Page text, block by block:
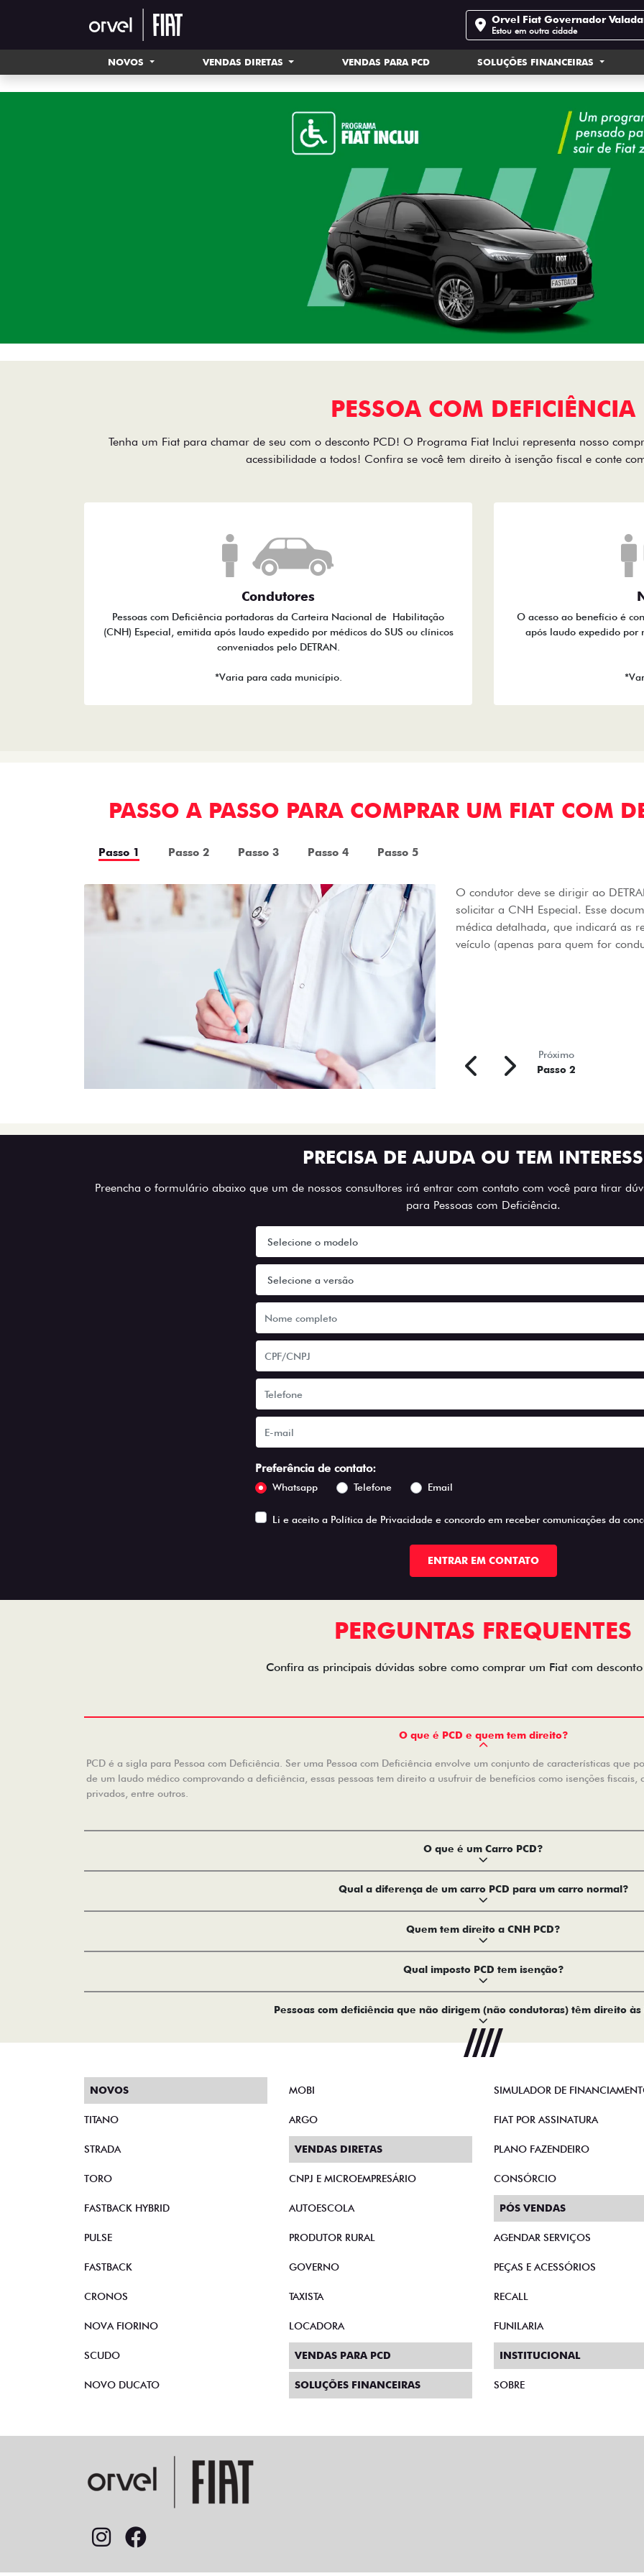
Orvel Fiat Governador
Estou em outra cidade
NOVOS VENDAS DIRETAS VENDAS PARA PCD SOLUÇÕES FINANCEIRAS
PESSOA COM DEFICIÊNCIA
Tenha um Fiat para chamar de seu com o desconto PCD! O Programa Fiat Inclui representa nosso
acessibilidade a todos! Confira se você tem direito à isenção fiscal e conte
Condutores
Pessoas com Deficiência portadoras da Carteira Nacional de Habilitação
(CNH) Especial, emitida após laudo expedido por médicos do SUS ou clínicos
conveniados pelo DETRAN.
*Varia para cada município.
O acesso ao benefício é
após laudo expedido por
PASSO A PASSO PARA COMPRAR UM FIAT COM
Passo 1 Passo 2 Passo 3 Passo 4 Passo 5
O condutor deve se dirigir ao
solicitar a CNH Especial. Esse
médica detalhada, que indicará as
veículo (apenas para quem for
Próximo
Passo 2
PRECISA DE AJUDA OU TEM
Preencha o formulário abaixo que um de nossos consultores irá entrar com contato com você para tirar
para Pessoas com Deficiência.
Preferência de contato:
Whatsapp Telefone Email
Li e aceito a Política de Privacidadee concordo em receber comunicações da
ENTRAR EM CONTATO
PERGUNTAS FREQUENTES
Confira as principais dúvidas sobre como comprar um Fiat com
O que é PCD e quem tem direito?
PCD é a sigla para Pessoa com Deficiência. Ser uma Pessoa com Deficiência envolve um conjunto de características que
de um laudo médico comprovando a deficiência, essas pessoas tem direito a usufruir de benefícios como isenções
privados, entre outros.
O que é um Carro PCD?
Qual a diferença de um carro PCD para um carro normal?
Quem tem direito a CNH PCD?
Qual imposto PCD tem isenção?
Pessoas com deficiência que não dirigem (não condutoras) têm direito às
NOVOS
TITANO
STRADA
TORO
FASTBACK HYBRID
PULSE
FASTBACK
CRONOS
NOVA FIORINO
SCUDO
NOVO DUCATO
MOBI
ARGO
VENDAS DIRETAS
CNPJ E MICROEMPRESÁRIO
AUTOESCOLA
PRODUTOR RURAL
GOVERNO
TAXISTA
LOCADORA
VENDAS PARA PCD
SOLUÇÕES FINANCEIRAS
SIMULADOR DE
FIAT POR ASSINATURA
PLANO FAZENDEIRO
CONSÓRCIO
PÓS VENDAS
AGENDAR SERVIÇOS
PEÇAS E ACESSÓRIOS
RECALL
FUNILARIA
INSTITUCIONAL
SOBRE